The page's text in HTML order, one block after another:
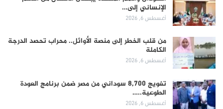
الإنساني إلى…
أغسطس 6, 2026
من قلب الخطر إلى منصة الأوائل.. محراب تحصد الدرجة
الكاملة
أغسطس 6, 2026
تفويج 8,700 سوداني من مصر ضمن برنامج العودة
الطوعية..…
أغسطس 6, 2026